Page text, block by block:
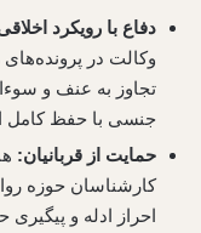
دفاع با رویکرد
وکالت در
تجاوز به عنف و
جنسی با حفظ کامل
حمایت از قربانیان:
کارشناسان حوزه
احراز ادله و